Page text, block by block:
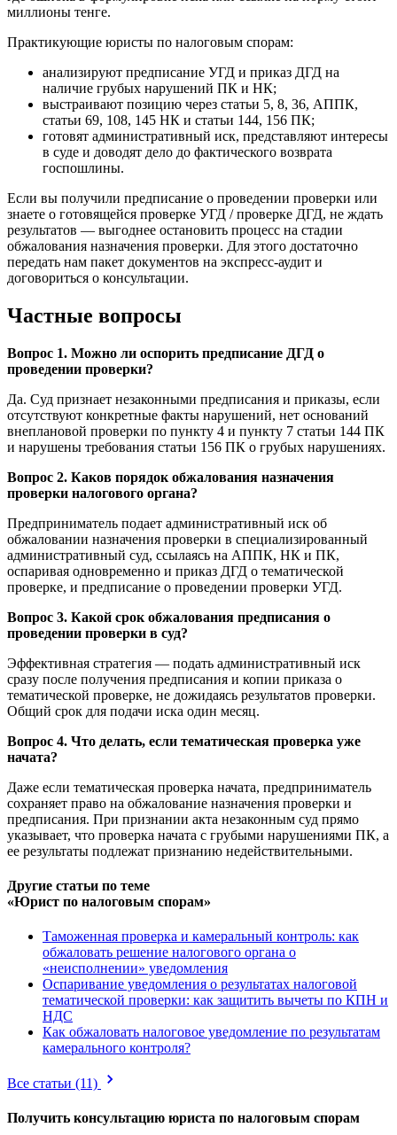
миллионы тенге.
Практикующие юристы по налоговым спорам:
анализируют предписание УГД и приказ ДГД на
наличие грубых нарушений ПК и НК;
выстраивают позицию через статьи 5, 8, 36, АППК,
статьи 69, 108, 145 НК и статьи 144, 156 ПК;
готовят административный иск, представляют интересы
в суде и доводят дело до фактического возврата
госпошлины.
Если вы получили предписание о проведении проверки или
знаете о готовящейся проверке УГД / проверке ДГД, не ждать
результатов — выгоднее остановить процесс на стадии
обжалования назначения проверки. Для этого достаточно
передать нам пакет документов на экспресс-аудит и
договориться о консультации.
Частные вопросы
Вопрос 1. Можно ли оспорить предписание ДГД о
проведении проверки?
Да. Суд признает незаконными предписания и приказы, если
отсутствуют конкретные факты нарушений, нет оснований
внеплановой проверки по пункту 4 и пункту 7 статьи 144 ПК
и нарушены требования статьи 156 ПК о грубых нарушениях.
Вопрос 2. Каков порядок обжалования назначения
проверки налогового органа?
Предприниматель подает административный иск об
обжаловании назначения проверки в специализированный
административный суд, ссылаясь на АППК, НК и ПК,
оспаривая одновременно и приказ ДГД о тематической
проверке, и предписание о проведении проверки УГД.
Вопрос 3. Какой срок обжалования предписания о
проведении проверки в суд?
Эффективная стратегия — подать административный иск
сразу после получения предписания и копии приказа о
тематической проверке, не дожидаясь результатов проверки.
Общий срок для подачи иска один месяц.
Вопрос 4. Что делать, если тематическая проверка уже
начата?
Даже если тематическая проверка начата, предприниматель
сохраняет право на обжалование назначения проверки и
предписания. При признании акта незаконным суд прямо
указывает, что проверка начата с грубыми нарушениями ПК, а
ее результаты подлежат признанию недействительными.
Другие статьи по теме
«Юрист по налоговым спорам»
Таможенная проверка и камеральный контроль: как
обжаловать решение налогового органа о
«неисполнении» уведомления
Оспаривание уведомления о результатах налоговой
тематической проверки: как защитить вычеты по КПН и
НДС
Как обжаловать налоговое уведомление по результатам
камерального контроля?
Все статьи (11)
Получить консультацию юриста по налоговым спорам